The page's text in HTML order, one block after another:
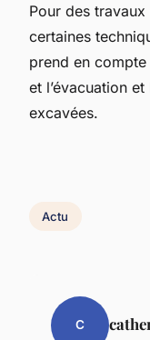
Pour des
certaines
prend en compte
et l’évacuation
excavées.
Actu
C